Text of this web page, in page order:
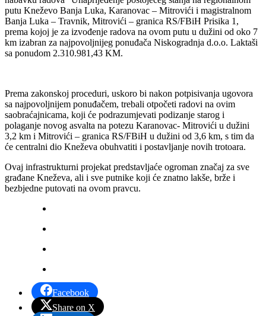
putu Kneževo Banja Luka, Karanovac – Mitrovići i magistralnom
Banja Luka – Travnik, Mitrovići – granica RS/FBiH Prisika 1,
prema kojoj je za izvođenje radova na ovom putu u dužini od oko 7
km izabran za najpovoljnijeg ponuđača Niskogradnja d.o.o. Laktaši
sa ponudom 2.310.981,43 KM.
Prema zakonskoj proceduri, uskoro bi nakon potpisivanja ugovora
sa najpovoljnijem ponuđačem, trebali otpočeti radovi na ovim
saobraćajnicama, koji će podrazumjevati podizanje starog i
polaganje novog asvalta na potezu Karanovac- Mitrovići u dužini
3,2 km i Mitrovići – granica RS/FBiH u dužini od 3,6 km, s tim da
će centralni dio Kneževa obuhvatiti i postavljanje novih trotoara.
Ovaj infrastrukturni projekat predstavljaće ogroman značaj za sve
građane Kneževa, ali i sve putnike koji će znatno lakše, brže i
bezbjedne putovati na ovom pravcu.
Facebook
Share on X